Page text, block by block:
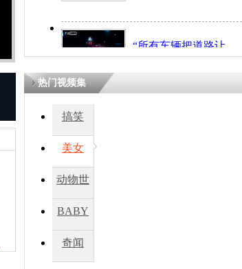
“所有车辆把道路让
开！”儿童突发疾病交
热门视频集
搞笑
美女
动物世
BABY
秀
奇闻